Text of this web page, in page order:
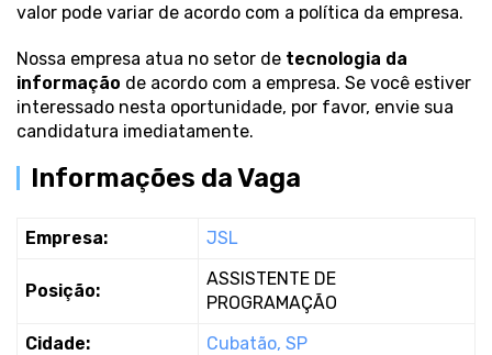
valor pode variar de acordo com a política da empresa.
Nossa empresa atua no setor de tecnologia da
informação de acordo com a empresa. Se você estiver
interessado nesta oportunidade, por favor, envie sua
candidatura imediatamente.
Informações da Vaga
Empresa: JSL
Posição:
ASSISTENTE DE
PROGRAMAÇÃO
Cidade:
Cubatão, SP